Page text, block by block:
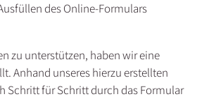
des Online-Formulars
zu unterstützen, haben wir eine
Anhand unseres hierzu erstellten
Schritt für Schritt durch das Formular